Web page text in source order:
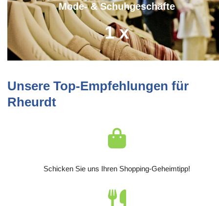
Mode- & Schuhgeschäfte
1 x
Unsere Top-Empfehlungen für
Rheurdt
Schicken Sie uns Ihren Shopping-Geheimtipp!